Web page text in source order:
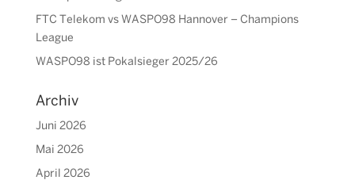
FTC Telekom vs WASPO98 Hannover – Champions
League
WASPO98 ist Pokalsieger 2025/26
Archiv
Juni 2026
Mai 2026
April 2026